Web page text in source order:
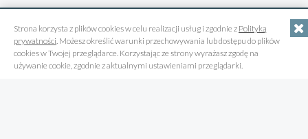
Strona korzysta z plików cookies w celu realizacji usług i zgodnie z Polityką
prywatności. Możesz określić warunki przechowywania lub dostępu do plików
cookies w Twojej przeglądarce. Korzystając ze strony wyrażasz zgodę na
używanie cookie, zgodnie z aktualnymi ustawieniami przeglądarki.